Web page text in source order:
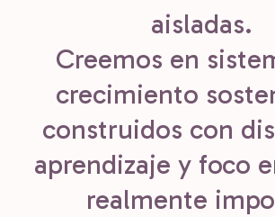
aisladas.
Creemos en
crecimiento
construidos con
aprendizaje y foco
realmente